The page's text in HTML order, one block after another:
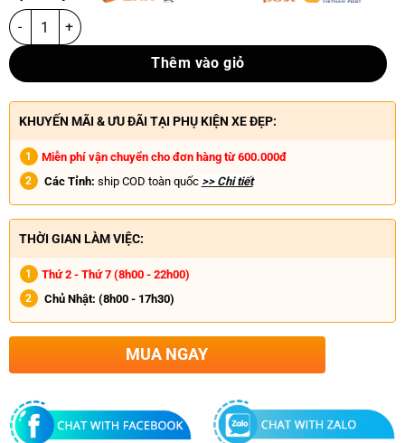
Thêm vào giỏ
KHUYẾN MÃI & ƯU ĐÃI TẠI PHỤ KIỆN XE ĐẸP:
Miễn phí vận chuyển cho đơn hàng từ 600.000đ
Các Tỉnh: ship COD toàn quốc >> Chi tiết
THỜI GIAN LÀM VIỆC:
Thứ 2 - Thứ 7 (8h00 - 22h00)
Chủ Nhật: (8h00 - 17h30)
MUA NGAY